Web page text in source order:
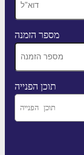
מספר הזמנה
תוכן הפנייה